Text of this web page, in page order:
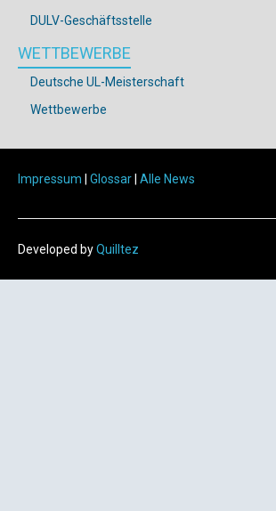
DULV-Geschäftsstelle
WETTBEWERBE
Deutsche UL-Meisterschaft
Wettbewerbe
Impressum | Glossar| Alle News
Developed byQuilltez